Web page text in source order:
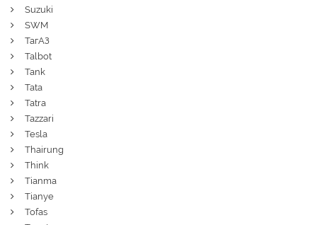
Suzuki
SWM
ТагАЗ
Talbot
Tank
Tata
Tatra
Tazzari
Tesla
Thairung
Think
Tianma
Tianye
Tofas